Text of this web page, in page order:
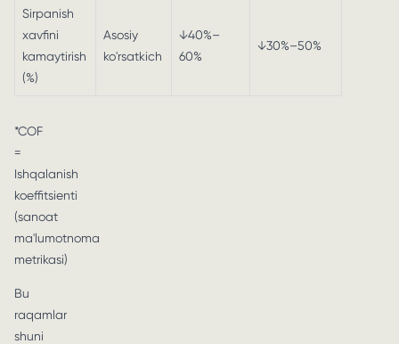
Sirpanish
xavfini
kamaytirish
(%)
Asosiy
ko'rsatkich
↓40%–
60%
↓30%–50%
*COF
=
Ishqalanish
koeffitsienti
(sanoat
ma'lumotnoma
metrikasi)
Bu
raqamlar
shuni